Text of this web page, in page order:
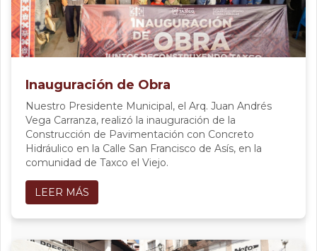
Inauguración de Obra
Nuestro Presidente Municipal, el Arq. Juan Andrés
Vega Carranza, realizó la inauguración de la
Construcción de Pavimentación con Concreto
Hidráulico en la Calle San Francisco de Asís, en la
comunidad de Taxco el Viejo.
LEER MÁS